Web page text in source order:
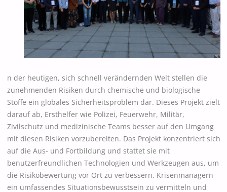
n der heutigen, sich schnell verändernden Welt stellen die
zunehmenden Risiken durch chemische und biologische
Stoffe ein globales Sicherheitsproblem dar. Dieses Projekt zielt
darauf ab, Ersthelfer wie Polizei, Feuerwehr, Militär,
Zivilschutz und medizinische Teams besser auf den Umgang
mit diesen Risiken vorzubereiten. Das Projekt konzentriert sich
auf die Aus- und Fortbildung und stattet sie mit
benutzerfreundlichen Technologien und Werkzeugen aus, um
die Risikobewertung vor Ort zu verbessern, Krisenmanagern
ein umfassendes Situationsbewusstsein zu vermitteln und